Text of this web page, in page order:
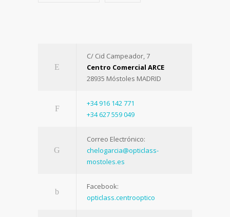
C/ Cid Campeador, 7
Centro Comercial ARCE
28935 Móstoles MADRID
+34 916 142 771
+34 627 559 049
Correo Electrónico:
chelogarcia@opticlass-
mostoles.es
Facebook:
opticlass.centrooptico